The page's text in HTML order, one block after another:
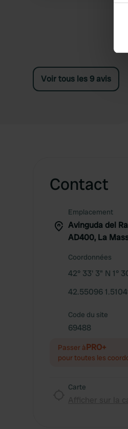
Voir tous les 9 avis
Contact
Emplacement
Avinguda del
AD400, La
Coordonnées
42° 33' 3" N 1°
42.55096
Code du site
69488
Passer àPRO+
pour toutes les
Carte